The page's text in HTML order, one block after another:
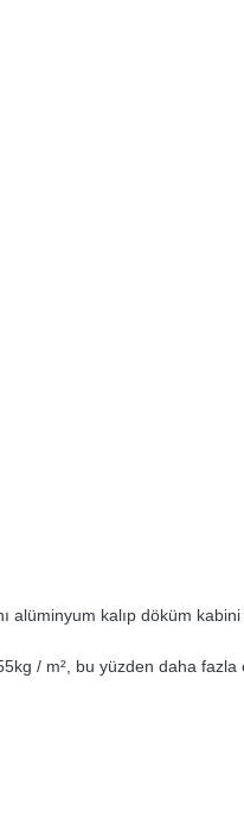
kalıp döküm kabini
/ m², bu yüzden daha